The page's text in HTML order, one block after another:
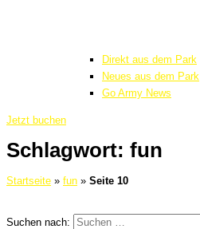
Direkt aus dem Park
Neues aus dem Park
Go Army News
Jetzt buchen
Schlagwort: fun
Startseite » fun » Seite 10
Suchen nach: